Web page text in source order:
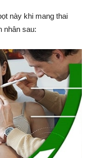
này khi mang thai
nhân sau: